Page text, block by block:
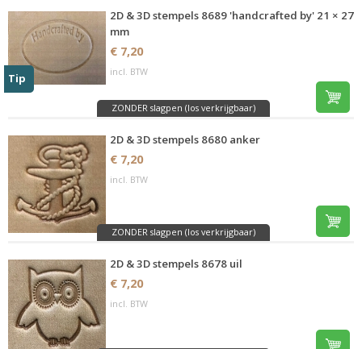
Tip
2D & 3D stempels 8689 'handcrafted by' 21 × 27
mm
€ 7,20
incl. BTW
ZONDER slagpen (los verkrijgbaar)
2D & 3D stempels 8680 anker
€ 7,20
incl. BTW
ZONDER slagpen (los verkrijgbaar)
2D & 3D stempels 8678 uil
€ 7,20
incl. BTW